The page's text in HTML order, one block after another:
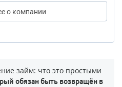
о компании
займ: что это простыми
обязан быть возвращён в